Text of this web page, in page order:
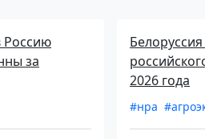
Россию
за
2026 года
#нра